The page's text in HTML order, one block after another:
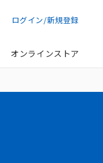
ログイン/新規登録
オンラインストア